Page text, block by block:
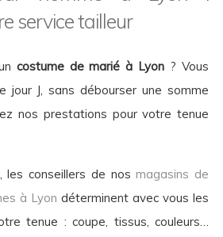
service tailleur
costume de marié à Lyon ? Vous
jour J, sans débourser une somme
nos prestations pour votre tenue
les conseillers de nosmagasins de
à Lyon déterminent avec vous les
tenue : coupe, tissus, couleurs…